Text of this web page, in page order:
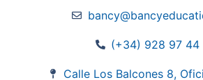
(+34) 928 97 44
Calle Los Balcones 8,